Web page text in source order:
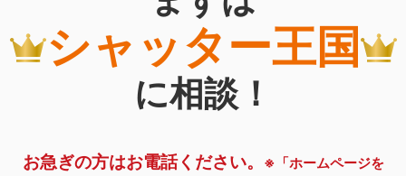
シャッター王国
に相談！
お急ぎの方はお電話ください。
※「ホームページを